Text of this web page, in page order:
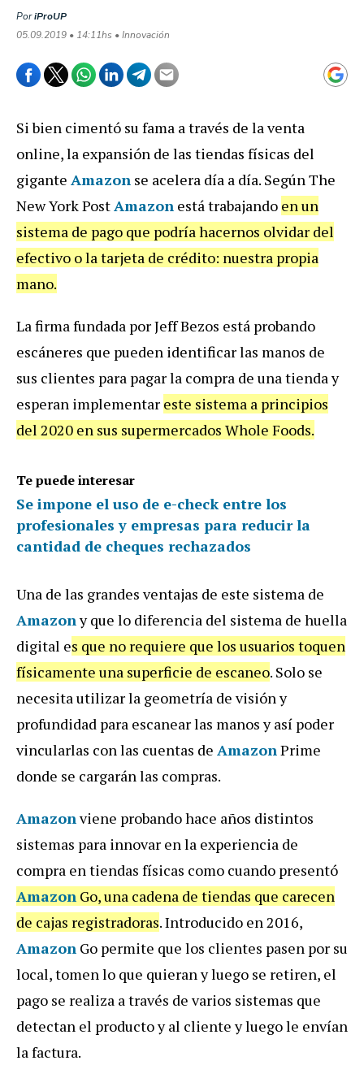
PoriProUP
05.09.2019 • 14:11hs • Innovación
Si bien cimentó su fama a través de la venta
online, la expansión de las tiendas físicas del
gigante Amazon se acelera día a día. Según The
New York PostAmazon está trabajando en un
sistema de pago que podría hacernos olvidar del
efectivo o la tarjeta de crédito: nuestra propia
mano.
La firma fundada por Jeff Bezos está probando
escáneres que pueden identificar las manos de
sus clientes para pagar la compra de una tienda y
esperan implementar este sistema a principios
del 2020 en sus supermercados Whole Foods.
Te puede interesar
Se impone el uso de e-check entre los
profesionales y empresas para reducir la
cantidad de cheques rechazados
Una de las grandes ventajas de este sistema de
Amazony que lo diferencia del sistema de huella
digital es que no requiere que los usuarios toquen
físicamente una superficie de escaneo. Solo se
necesita utilizar la geometría de visión y
profundidad para escanear las manos y así poder
vincularlas con las cuentas de AmazonPrime
donde se cargarán las compras.
Amazonviene probando hace años distintos
sistemas para innovar en la experiencia de
compra en tiendas físicas como cuando presentó
Amazon Go, una cadena de tiendas que carecen
de cajas registradoras. Introducido en 2016,
Amazon Go permite que los clientes pasen por su
local, tomen lo que quieran y luego se retiren, el
pago se realiza a través de varios sistemas que
detectan el producto y al cliente y luego le envían
la factura.